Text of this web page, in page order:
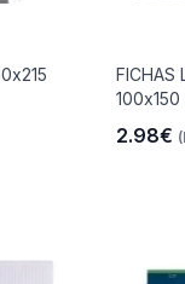
FICHAS
100x150
2.98€